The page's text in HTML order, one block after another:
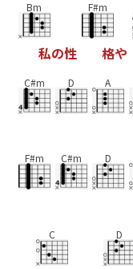
Bm
私の性
F#m
格や
C#m D A
F#m C#m D
C D